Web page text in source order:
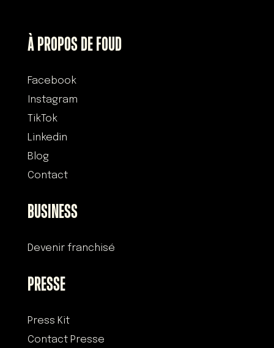
À PROPOS DE FOUD
Facebook
Instagram
TikTok
Linkedin
Blog
Contact
BUSINESS
Devenir franchisé
PRESSE
Press Kit
Contact Presse